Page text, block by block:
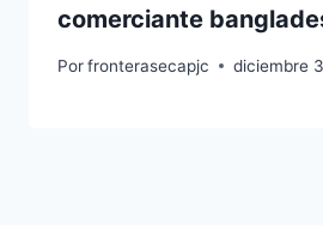
comerciante
Porfronterasecapjc diciembre